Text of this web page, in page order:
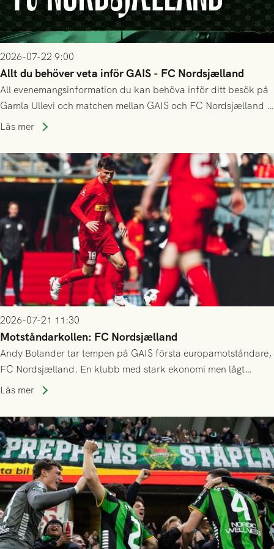
2026-07-22 9:00
Allt du behöver veta inför GAIS - FC Nordsjælland
All evenemangsinformation du kan behöva inför ditt besök på
Gamla Ullevi och matchen mellan GAIS och FC Nordsjælland i
kvalet till Conference League! Avspark kl 19.00 på torsdag
Läs mer
2026-07-21 11:30
Motståndarkollen: FC Nordsjælland
Andy Bolander tar tempen på GAIS första europamotståndare,
FC Nordsjælland. En klubb med stark ekonomi men lågt
publiksnitt, ett lag med både kollektiv styrka och individuell
Läs mer